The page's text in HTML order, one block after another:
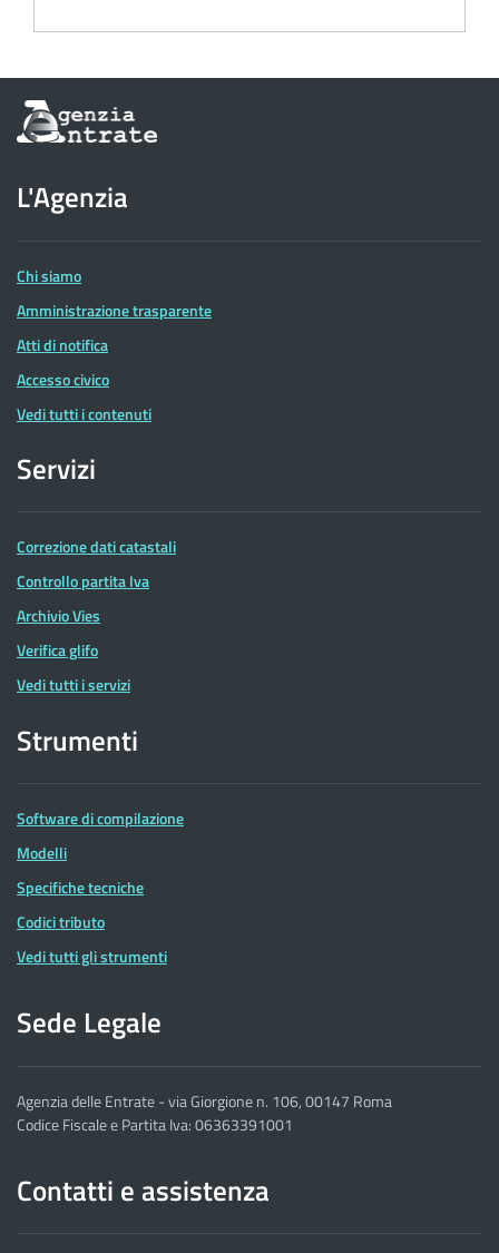
Informazioni
sul
dell'Agenzia
delle
Entrate
L'Agenzia
Chi siamo
Amministrazione trasparente
Atti di notifica
Accesso civico
Vedi tutti i contenuti
Servizi
Correzione dati catastali
Controllo partita Iva
Archivio Vies
Verifica glifo
Vedi tutti i servizi
Strumenti
Software di compilazione
Modelli
Specifiche tecniche
Codici tributo
Vedi tutti gli strumenti
Sede Legale
Agenzia delle Entrate - via Giorgione n. 106, 00147 Roma
Codice Fiscale e Partita Iva: 06363391001
Contatti e assistenza